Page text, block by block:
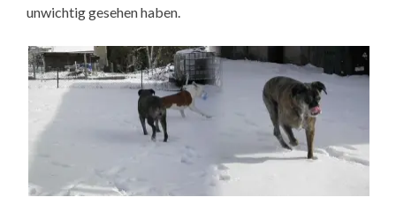
unwichtig gesehen haben.